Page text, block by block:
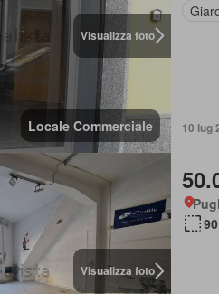
Visualizza foto
Locale Commerciale 10 lug
Visualizza foto